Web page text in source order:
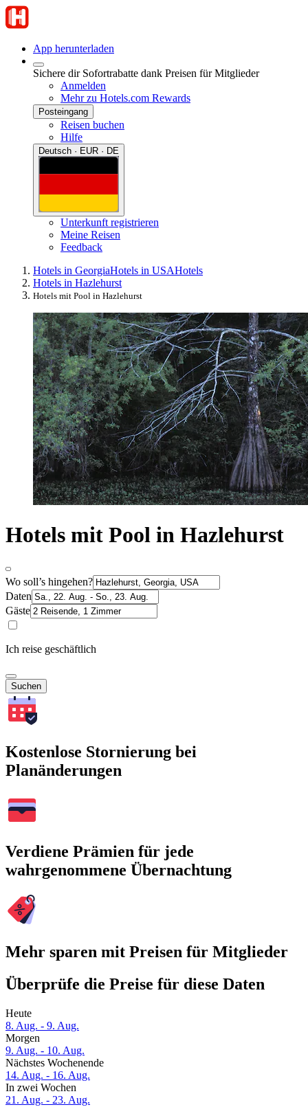
App herunterladen
Sichere dir Sofortrabatte dank Preisen für Mitglieder
Anmelden
Mehr zu Hotels.com Rewards
Posteingang
Reisen buchen
Hilfe
Deutsch · EUR · DE
Unterkunft registrieren
Meine Reisen
Feedback
Hotels in GeorgiaHotels in USAHotels
Hotels in Hazlehurst
Hotels mit Pool in Hazlehurst
Hotels mit Pool in Hazlehurst
Wo soll’s hingehen?
Daten
Gäste
Ich reise geschäftlich
Suchen
Kostenlose Stornierung bei
Planänderungen
Verdiene Prämien für jede
wahrgenommene Übernachtung
Mehr sparen mit Preisen für Mitglieder
Überprüfe die Preise für diese Daten
Heute
8. Aug. - 9. Aug.
Morgen
9. Aug. - 10. Aug.
Nächstes Wochenende
14. Aug. - 16. Aug.
In zwei Wochen
21. Aug. - 23. Aug.